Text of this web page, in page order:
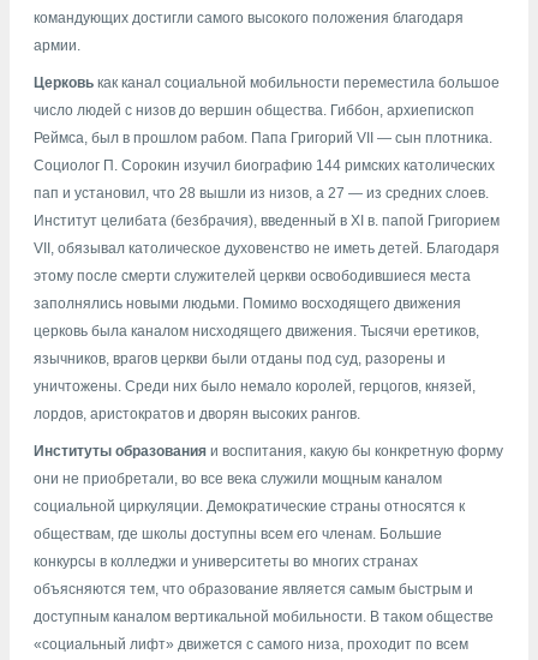
командующих достигли самого высокого положения благодаря
армии.
Церковь как канал социальной мобильности переместила большое
число людей с низов до вершин общества. Гиббон, архиепископ
Реймса, был в прошлом рабом. Папа Григорий VII
— сын плотника.
Социолог П. Сорокин изучил биографию 144 римских католических
пап и установил, что 28 вышли из низов, а 27 — из средних слоев.
Институт целибата (безбрачия), введенный в XI в. папой Григорием
VII, обязывал католическое духовенство не иметь детей. Благодаря
этому после смерти служителей церкви освободившиеся места
заполнялись новыми людьми. Помимо восходящего движения
церковь была каналом нисходящего движения. Тысячи еретиков,
язычников, врагов церкви были отданы под суд, разорены и
уничтожены. Среди них было немало королей, герцогов, князей,
лордов, аристократов и дворян высоких рангов.
Институты образования и воспитания, какую бы конкретную форму
они не приобретали, во все века служили мощным каналом
социальной циркуляции. Демократические страны относятся к
обществам, где школы доступны всем его членам. Большие
конкурсы в колледжи и университеты во многих странах
объясняются тем, что образование является самым быстрым и
доступным каналом вертикальной мобильности. В таком обществе
«социальный лифт» движется с самого низа, проходит по всем